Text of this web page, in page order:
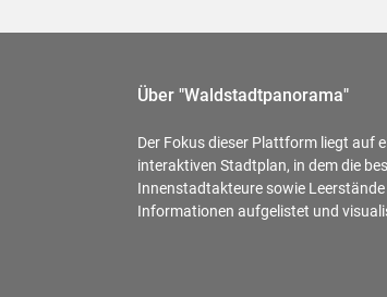
Über "Waldstadtpanorama"
Der Fokus dieser Plattform liegt auf
interaktiven Stadtplan, in dem die
Innenstadtakteure sowie
Informationen aufgelistet und